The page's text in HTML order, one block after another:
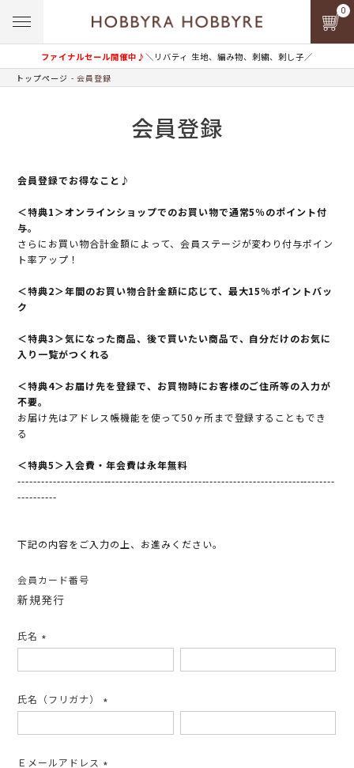
ファイナルセール開催中♪＼リバティ 生地、編み物、刺繍、刺し子／
0
トップページ 会員登録
会員登録
会員登録でお得なこと♪
＜特典1＞オンラインショップでのお買い物で通常5％のポイント付
与。
さらにお買い物合計金額によって、会員ステージが変わり付与ポイン
ト率アップ！
＜特典2＞年間のお買い物合計金額に応じて、最大15％ポイントバッ
ク
＜特典3＞気になった商品、後で買いたい商品で、自分だけのお気に
入り一覧がつくれる
＜特典4＞お届け先を登録で、お買物時にお客様のご住所等の入力が
不要。
お届け先はアドレス帳機能を使って50ヶ所まで登録することもでき
る
＜特典5＞入会費・年会費は永年無料
---------------------------------------------------------------------------------
----------
下記の内容をご入力の上、お進みください。
会員カード番号
新規発行
氏名
須)
氏名（フリガナ）
須)
Ｅメールアドレス